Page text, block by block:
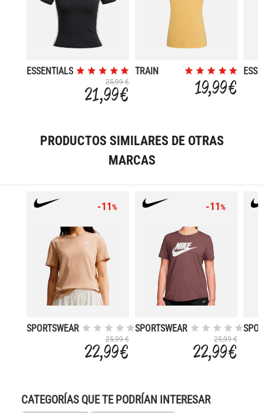
ESSENTIALS
25,99 €
21,99 €
TRAIN
19,99 €
PRODUCTOS SIMILARES DE OTRAS
MARCAS
-11%
SPORTSWEAR
25,99 €
22,99 €
-11%
SPORTSWEAR
25,99 €
22,99 €
CATEGORÍAS QUE TE PODRÍAN INTERESAR